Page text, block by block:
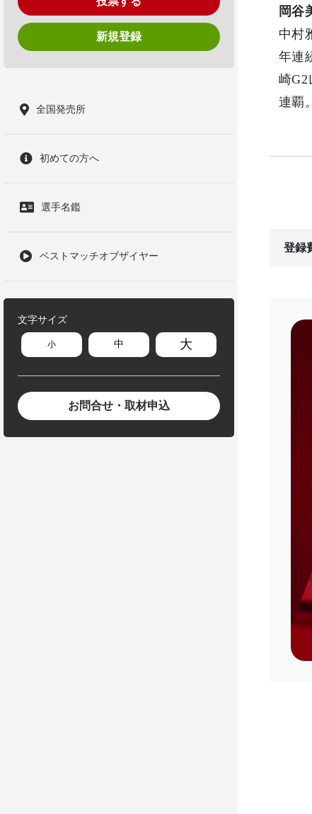
新規登録
全国発売所
初めての方へ
選手名鑑
ベストマッチオブザイヤー
文字サイズ
小 中 大
お問合せ・取材申込
岡谷
中村
年連
崎
連覇
登録